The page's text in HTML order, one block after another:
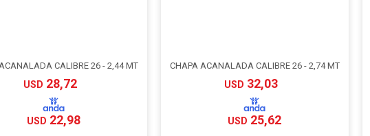
CALIBRE 26 - 2,44 MT
USD 28,72
USD 22,98
CHAPA ACANALADA CALIBRE 26 - 2,74 MT
USD 32,03
USD 25,62